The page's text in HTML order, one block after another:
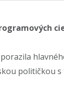
političkou